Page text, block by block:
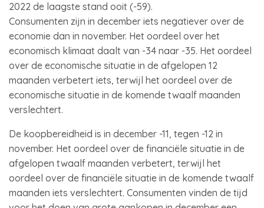
2022 de laagste stand ooit (-59).
Consumenten zijn in december iets negatiever over de
economie dan in november. Het oordeel over het
economisch klimaat daalt van -34 naar -35. Het oordeel
over de economische situatie in de afgelopen 12
maanden verbetert iets, terwijl het oordeel over de
economische situatie in de komende twaalf maanden
verslechtert.
De koopbereidheid is in december -11, tegen -12 in
november. Het oordeel over de financiële situatie in de
afgelopen twaalf maanden verbetert, terwijl het
oordeel over de financiële situatie in de komende twaalf
maanden iets verslechtert. Consumenten vinden de tijd